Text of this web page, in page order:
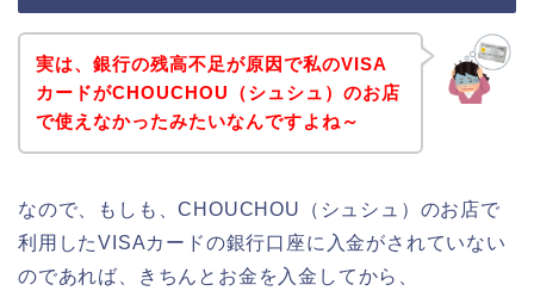
実は、銀行の残高不足が原因で私のVISA
カードがCHOUCHOU（シュシュ）のお店
で使えなかったみたいなんですよね～
なので、もしも、CHOUCHOU（シュシュ）のお店で
利用したVISAカードの銀行口座に入金がされていない
のであれば、きちんとお金を入金してから、